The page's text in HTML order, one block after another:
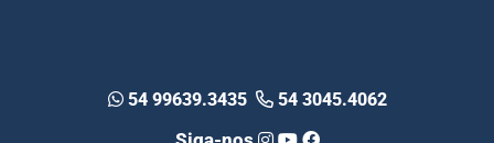
54 99639.3435 54 3045.4062